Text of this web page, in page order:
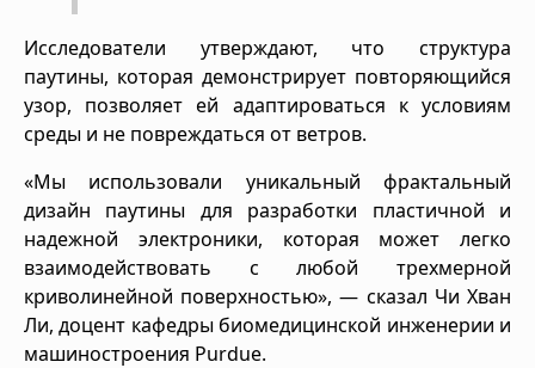
Исследователи утверждают, что структура
паутины, которая демонстрирует повторяющийся
узор, позволяет ей адаптироваться к условиям
среды и не повреждаться от ветров.
«Мы использовали уникальный фрактальный
дизайн паутины для разработки пластичной и
надежной электроники, которая может легко
взаимодействовать с любой трехмерной
криволинейной поверхностью», — сказал Чи Хван
Ли, доцент кафедры биомедицинской инженерии и
машиностроения Purdue.